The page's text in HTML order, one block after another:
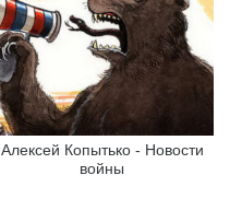
Алексей Копытько - Новости
войны